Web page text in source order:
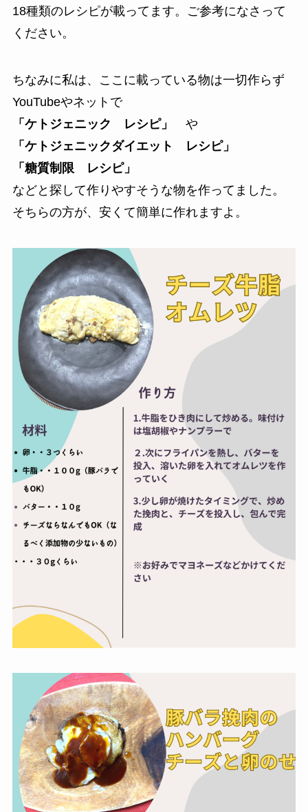
18種類のレシピが載ってます。ご参考になさって
ください。
ちなみに私は、ここに載っている物は一切作らず
YouTubeやネットで
「ケトジェニック レシピ」
や
「ケトジェニックダイエット レシピ」
「糖質制限 レシピ」
などと探して作りやすそうな物を作ってました。
そちらの方が、安くて簡単に作れますよ。